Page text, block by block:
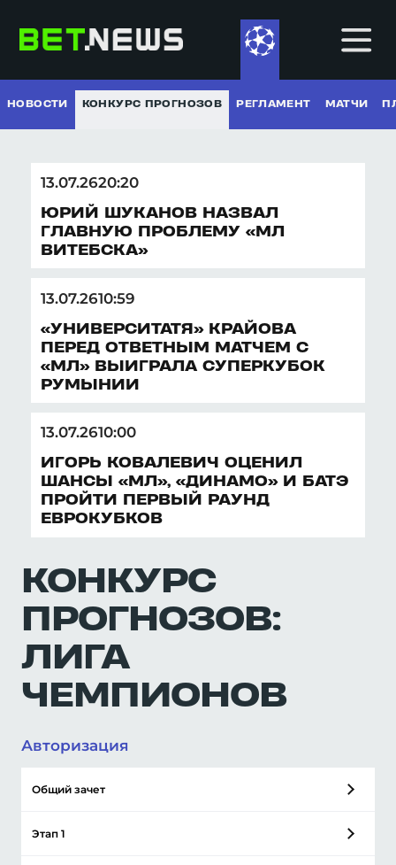
НОВОСТИ
КОНКУРС ПРОГНОЗОВ
МАТЧИ
ПЛЕЙ-ОФФ
ТАБЛИЦЫ
2024-2025
ОЛИМПИАДА-2026
НОВОСТИ
ХОККЕЙ
ТЕННИС
БИАТЛОН
ДРУГИЕ ВИДЫ
НОВОСТИ КОНКУРС ПРОГНОЗОВ РЕГЛАМЕНТ МАТЧИ
КОНКУРС
ПРОГНОЗОВ:
ЛИГА
ЧЕМПИОНОВ
Авторизация
Общий зачет
Этап 1
13.07.2620:20
ЮРИЙ ШУКАНОВ НАЗВАЛ
ГЛАВНУЮ ПРОБЛЕМУ «МЛ
ВИТЕБСКА»
13.07.2610:59
«УНИВЕРСИТАТЯ» КРАЙОВА
ПЕРЕД ОТВЕТНЫМ МАТЧЕМ С
«МЛ» ВЫИГРАЛА СУПЕРКУБОК
РУМЫНИИ
13.07.2610:00
ИГОРЬ КОВАЛЕВИЧ ОЦЕНИЛ
ШАНСЫ «МЛ», «ДИНАМО» И БАТЭ
ПРОЙТИ ПЕРВЫЙ РАУНД
ЕВРОКУБКОВ